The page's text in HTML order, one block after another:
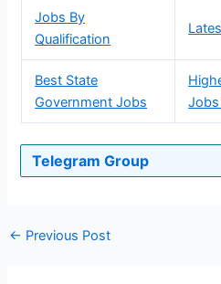
Jobs By
Qualification
Best State
Government Jobs
Jobs
Telegram Group
← Previous Post